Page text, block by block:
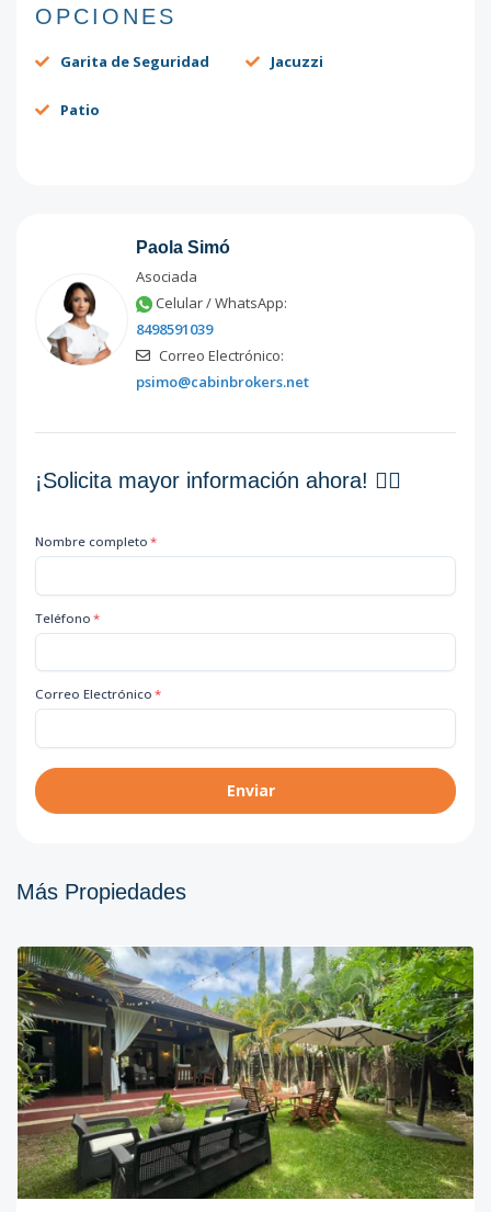
OPCIONES
Garita de Seguridad Jacuzzi
Patio
Paola Simó
Asociada
Celular / WhatsApp:
8498591039
Correo Electrónico:
psimo@cabinbrokers.net
¡Solicita mayor información ahora! 👇🏽
Nombre completo *
Teléfono *
Correo Electrónico *
Enviar
Más Propiedades